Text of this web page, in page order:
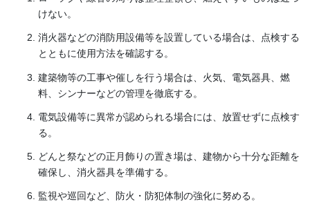
けない。
消火器などの消防用設備等を設置している場合は、点検する
とともに使用方法を確認する。
建築物等の工事や催しを行う場合は、火気、電気器具、燃
料、シンナーなどの管理を徹底する。
電気設備等に異常が認められる場合には、放置せずに点検す
る。
どんと祭などの正月飾りの置き場は、建物から十分な距離を
確保し、消火器具を準備する。
監視や巡回など、防火・防犯体制の強化に努める。